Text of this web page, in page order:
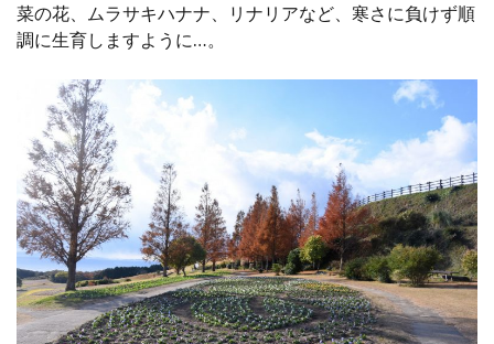
菜の花、ムラサキハナナ、リナリアなど、寒さに負けず順
調に生育しますように…。